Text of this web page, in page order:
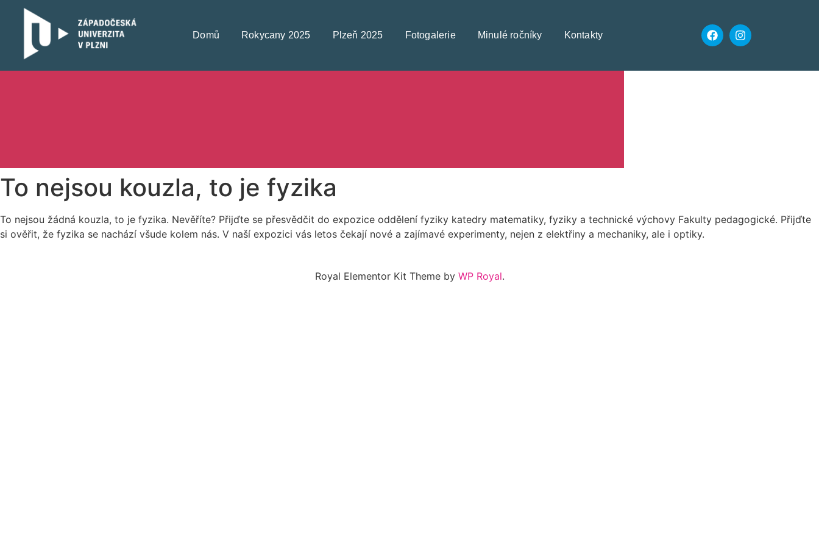
Domů Rokycany 2025 Plzeň 2025 Fotogalerie Minulé ročníky Kontakty
To nejsou kouzla, to je fyzika
To nejsou žádná kouzla, to je fyzika. Nevěříte? Přijďte se přesvědčit do expozice oddělení fyziky katedry matematiky, fyziky a technické výchovy Fakulty pedagogické. Přijďte
si ověřit, že fyzika se nachází všude kolem nás. V naší expozici vás letos čekají nové a zajímavé experimenty, nejen z elektřiny a mechaniky, ale i optiky.
Royal Elementor Kit Theme by WP Royal.